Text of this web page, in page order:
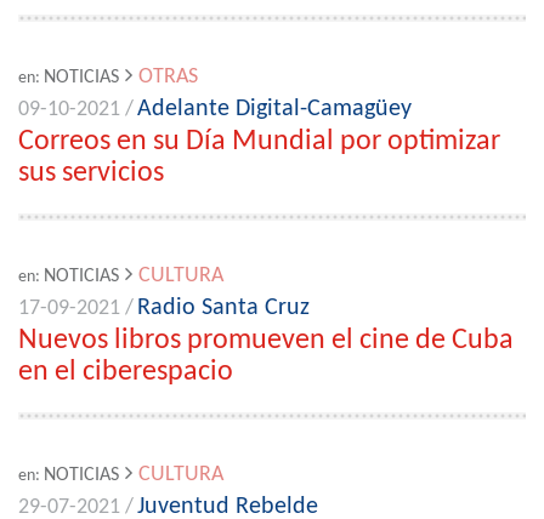
en: NOTICIAS
OTRAS
09-10-2021 /Adelante Digital-Camagüey
Correos en su Día Mundial por optimizar
sus servicios
en: NOTICIAS
CULTURA
17-09-2021 / Radio Santa Cruz
Nuevos libros promueven el cine de Cuba
en el ciberespacio
en: NOTICIAS
CULTURA
29-07-2021 /Juventud Rebelde